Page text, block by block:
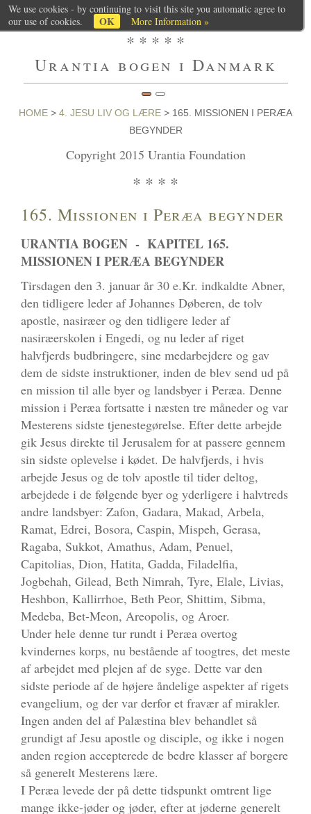
* * * * *
Urantia bogen i Danmark
HOME > 4. JESU LIV OG LÆRE > 165. MISSIONEN I PERÆA
BEGYNDER
Copyright 2015 Urantia Foundation
* * * *
165. Missionen i Peræa begynder
URANTIA BOGEN - KAPITEL 165.
MISSIONEN I PERÆA BEGYNDER
Tirsdagen den 3. januar år 30 e.Kr. indkaldte Abner,
den tidligere leder af Johannes Døberen, de tolv
apostle, nasiræer og den tidligere leder af
nasiræerskolen i Engedi, og nu leder af riget
halvfjerds budbringere, sine medarbejdere og gav
dem de sidste instruktioner, inden de blev send ud på
en mission til alle byer og landsbyer i Peræa. Denne
mission i Peræa fortsatte i næsten tre måneder og var
Mesterens sidste tjenestegørelse. Efter dette arbejde
gik Jesus direkte til Jerusalem for at passere gennem
sin sidste oplevelse i kødet. De halvfjerds, i hvis
arbejde Jesus og de tolv apostle til tider deltog,
arbejdede i de følgende byer og yderligere i halvtreds
andre landsbyer: Zafon, Gadara, Makad, Arbela,
Ramat, Edrei, Bosora, Caspin, Mispeh, Gerasa,
Ragaba, Sukkot, Amathus, Adam, Penuel,
Capitolias, Dion, Hatita, Gadda, Filadelfia,
Jogbehah, Gilead, Beth Nimrah, Tyre, Elale, Livias,
Heshbon, Kallirrhoe, Beth Peor, Shittim, Sibma,
Medeba, Bet-Meon, Areopolis, og Aroer.
Under hele denne tur rundt i Peræa overtog
kvindernes korps, nu bestående af toogtres, det meste
af arbejdet med plejen af de syge. Dette var den
sidste periode af de højere åndelige aspekter af rigets
evangelium, og der var derfor et fravær af mirakler.
Ingen anden del af Palæstina blev behandlet så
grundigt af Jesu apostle og disciple, og ikke i nogen
anden region accepterede de bedre klasser af borgere
så generelt Mesterens lære.
I Peræa levede der på dette tidspunkt omtrent lige
mange ikke-jøder og jøder, efter at jøderne generelt
We use cookies - by continuing to visit this site you automatic agree to
our use of cookies.
OK More Information »